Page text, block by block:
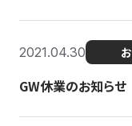
2021.04.30
GW休業のお知らせ